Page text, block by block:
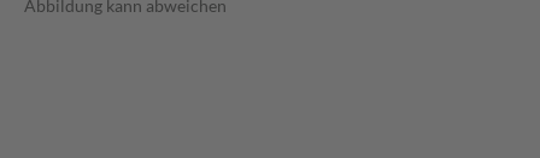
Abbildung kann abweichen